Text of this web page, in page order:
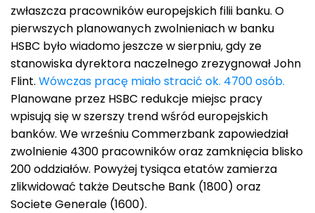
zwłaszcza pracowników europejskich filii banku. O
pierwszych planowanych zwolnieniach w banku
HSBC było wiadomo jeszcze w sierpniu, gdy ze
stanowiska dyrektora naczelnego zrezygnował John
Flint. Wówczas pracę miało stracić ok. 4700 osób.
Planowane przez HSBC redukcje miejsc pracy
wpisują się w szerszy trend wśród europejskich
banków. We wrześniu Commerzbank zapowiedział
zwolnienie 4300 pracowników oraz zamknięcia blisko
200 oddziałów. Powyżej tysiąca etatów zamierza
zlikwidować także Deutsche Bank (1800) oraz
Societe Generale (1600).